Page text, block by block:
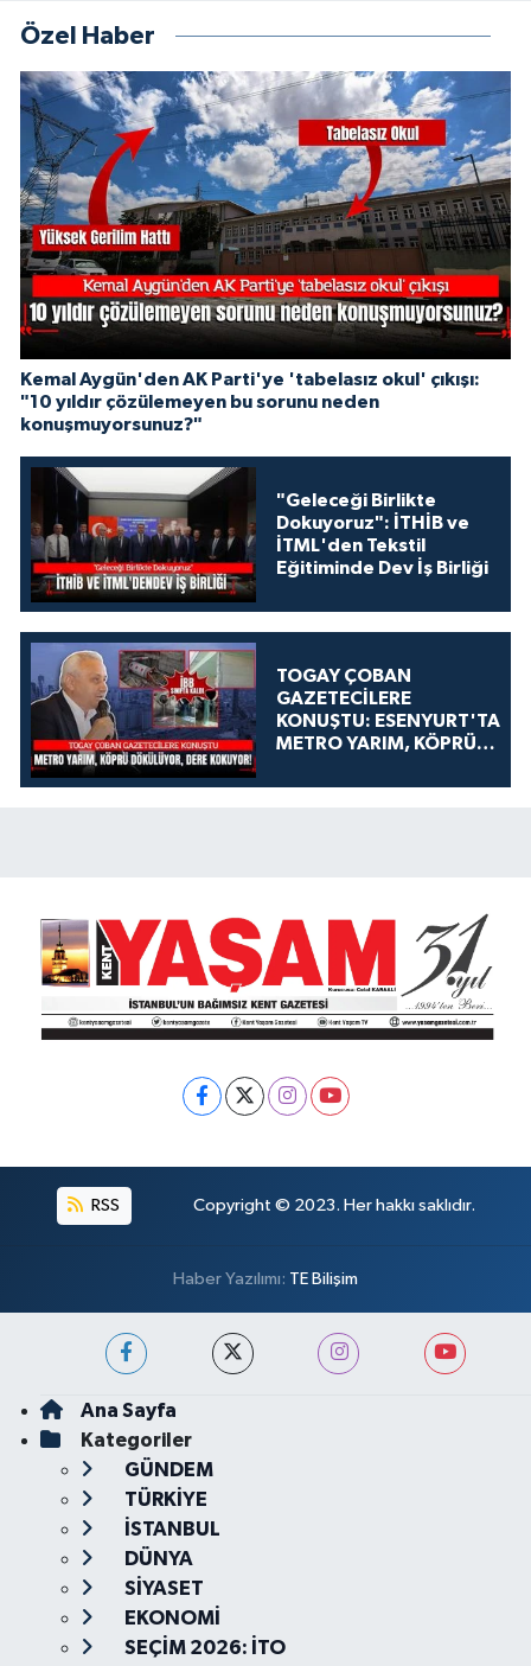
Özel Haber
Kemal Aygün'den AK Parti'ye 'tabelasız okul' çıkışı:
"10 yıldır çözülemeyen bu sorunu neden
konuşmuyorsunuz?"
"Geleceği Birlikte
Dokuyoruz": İTHİB ve
İTML'den Tekstil
Eğitiminde Dev İş Birliği
TOGAY ÇOBAN
GAZETECİLERE
KONUŞTU: ESENYURT'TA
METRO YARIM, KÖPRÜ
KOKUYOR!
RSS Copyright © 2023. Her hakkı saklıdır.
Haber Yazılımı: TE Bilişim
Ana Sayfa
Kategoriler
GÜNDEM
TÜRKİYE
İSTANBUL
DÜNYA
SİYASET
EKONOMİ
SEÇİM 2026: İTO